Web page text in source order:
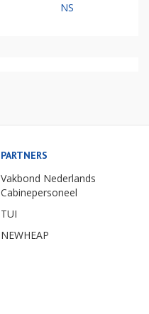
NS
PARTNERS
Vakbond Nederlands
Cabinepersoneel
TUI
NEWHEAP